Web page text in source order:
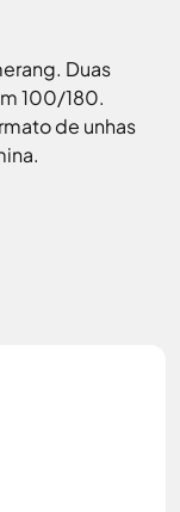
Duas
100/180.
de unhas